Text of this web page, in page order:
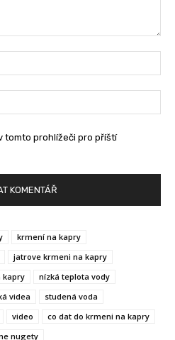
tomto prohlížeči pro příští
krmení na kapry
jatrove krmeni na kapry
kapry
nízká teplota vody
videa
studená voda
video
co dat do krmeni na kapry
nugety